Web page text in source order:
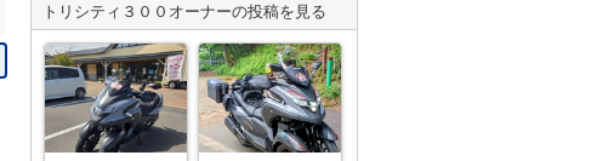
トリシティ３００ オーナーの投稿を見る